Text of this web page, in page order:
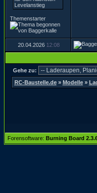
Themenstarter
20.04.2026 12:08
Gehe zu:
RC-Baustelle.de» Modelle»
Forensoftware: Burning Board